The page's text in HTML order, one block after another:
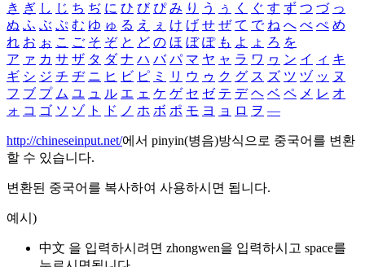
き ぎ し じ ち ぢ に ひ び ぴ み り う ぅ く ぐ す ず つ づ っ
ぬ ふ ぶ ぷ む ゆ ゅ る え ぇ け げ せ ぜ て で ね へ べ ぺ め
れ お ぉ こ ご そ ぞ と ど の ほ ぼ ぽ も よ ょ ろ を
ア ァ カ サ ザ タ ダ ナ ハ バ パ マ ヤ ャ ラ ワ ヮ ン イ ィ キ
ギ シ ジ チ ヂ ニ ヒ ビ ピ ミ リ ウ ゥ ク グ ス ズ ツ ヅ ッ ヌ
フ ブ プ ム ユ ュ ル エ ェ ケ ゲ セ ゼ テ デ ヘ ベ ペ メ レ オ
ォ コ ゴ ソ ゾ ト ド ノ ホ ボ ポ モ ヨ ョ ロ ヲ ―
http://chineseinput.net/에서 pinyin(병음)방식으로 중국어를 변환
할 수 있습니다.
변환된 중국어를 복사하여 사용하시면 됩니다.
예시)
中文 을 입력하시려면 zhongwen을 입력하시고 space를